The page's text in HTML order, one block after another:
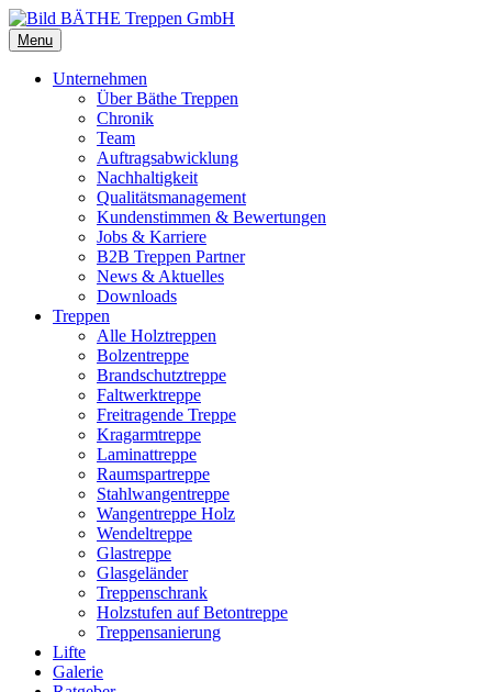
Menu
Unternehmen
Über Bäthe Treppen
Chronik
Team
Auftragsabwicklung
Nachhaltigkeit
Qualitätsmanagement
Kundenstimmen & Bewertungen
Jobs & Karriere
B2B Treppen Partner
News & Aktuelles
Downloads
Treppen
Alle Holztreppen
Bolzentreppe
Brandschutztreppe
Faltwerktreppe
Freitragende Treppe
Kragarmtreppe
Laminattreppe
Raumspartreppe
Stahlwangentreppe
Wangentreppe Holz
Wendeltreppe
Glastreppe
Glasgeländer
Treppenschrank
Holzstufen auf Betontreppe
Treppensanierung
Lifte
Galerie